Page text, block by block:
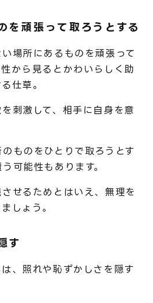
を頑張って取ろうとする
場所にあるものを頑張って
から見るとかわいらしく助
仕草。
刺激して、相手に自身を意
ものをひとりで取ろうとす
可能性もあります。
せるためとはいえ、無理を
しょう。
す
、照れや恥ずかしさを隠す